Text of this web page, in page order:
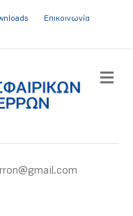
Επικοινωνία